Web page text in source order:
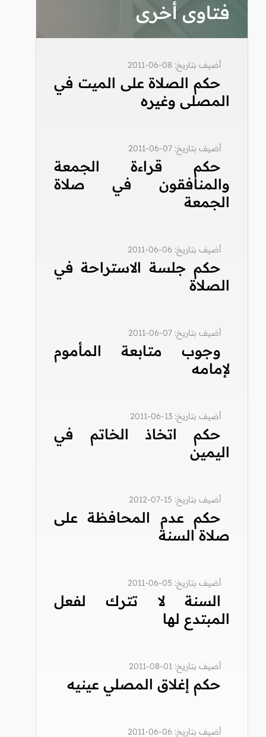
فتاوى أخرى
أضيف بتاريخ: 08-06-2011
حكم الصلاة على الميت في
المصلى وغيره
أضيف بتاريخ: 07-06-2011
حكم قراءة الجمعة
والمنافقون في صلاة
الجمعة
أضيف بتاريخ: 06-06-2011
حكم جلسة الاستراحة في
الصلاة
أضيف بتاريخ: 07-06-2011
وجوب متابعة المأموم
لإمامه
أضيف بتاريخ: 13-06-2011
حكم اتخاذ الخاتم في
اليمين
أضيف بتاريخ: 15-07-2012
حكم عدم المحافظة على
صلاة السنة
أضيف بتاريخ: 05-06-2011
السنة لا تترك لفعل
المبتدع لها
أضيف بتاريخ: 01-08-2011
حكم إغلاق المصلي عينيه
أضيف بتاريخ: 06-06-2011